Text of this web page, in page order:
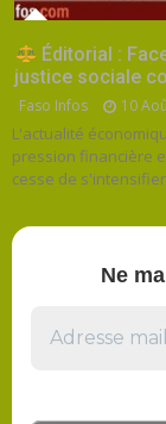
Éditorial :
justice sociale
Faso Infos 10
L'actualité
pression financière
cesse de
Ne